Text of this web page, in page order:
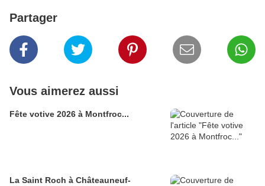
Partager
Vous aimerez aussi
Fête votive 2026 à Montfroc...
La Saint Roch à Châteauneuf-